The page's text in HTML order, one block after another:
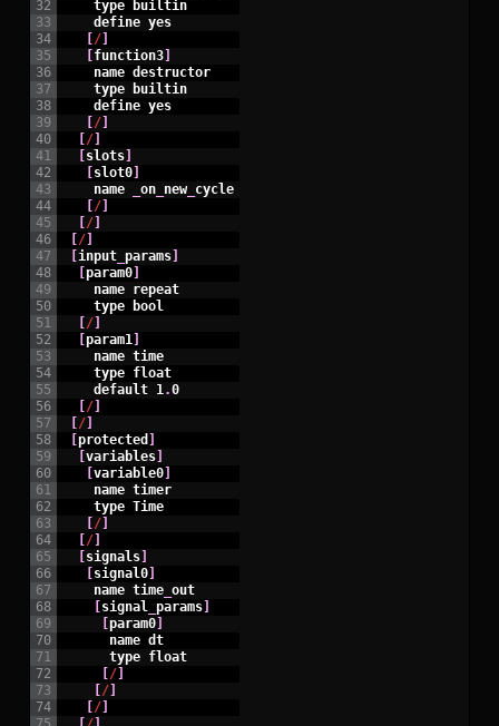
32
33
34
35
36
37
38
39
40
41
42
43
44
45
46
47
48
49
50
51
52
53
54
55
56
57
58
59
60
61
62
63
64
65
66
67
68
69
70
71
72
73
74
type
builtin
define yes
[/]
[function3]
name destructor
type
builtin
define yes
[/]
[/]
[slots]
[slot0]
name
on new_ cycle
[/]
[/]
[/]
[input params]
[param0]
name repeat
type
bool
[/]
[param1 ]
name time
type float
default 1 .0
[/]
[/]
[protected ]
[variables]
[variable0]
name timer
type Time
[/]
[/]
[signals]
[signal0]
name time out
[signal params]
[param0]
name dt
type float
[/]
[/]
[/]